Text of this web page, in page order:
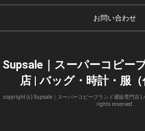
お問い合わせ
Supsale｜スーパーコピー
店 | バッグ・時計・服（
copyright (c) Supsale｜スーパーコピーブランド通販専門店 |
rights reserved.